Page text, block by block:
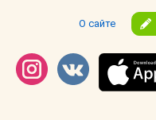
О сайте